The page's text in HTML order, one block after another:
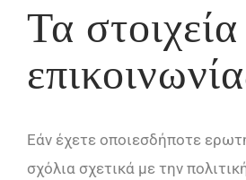
Τα στοιχεία
Εάν έχετε οποιεσδήποτε
σχόλια σχετικά με την